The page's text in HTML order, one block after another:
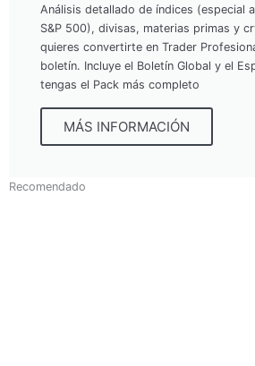
Análisis detallado de índices (especial
S&P 500), divisas, materias primas y
quieres convertirte en Trader
boletín. Incluye el Boletín Global y el
tengas el Pack más completo
MÁS INFORMACIÓN
Recomendado